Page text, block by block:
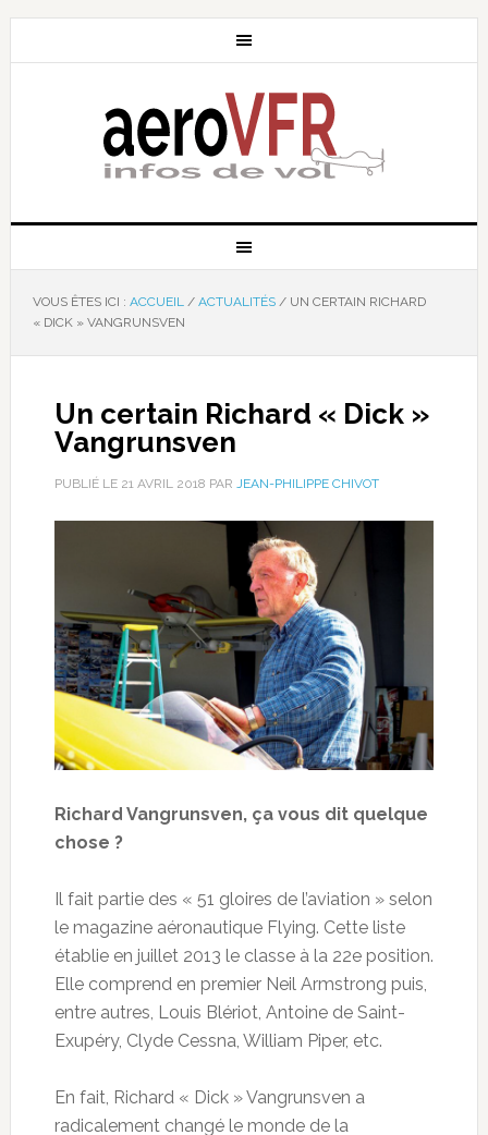
VOUS ÊTES ICI : ACCUEIL / ACTUALITÉS /UN CERTAIN RICHARD
« DICK » VANGRUNSVEN
Un certain Richard « Dick »
Vangrunsven
PUBLIÉ LE 21 AVRIL 2018 PAR JEAN-PHILIPPE CHIVOT
Richard Vangrunsven, ça vous dit quelque
chose ?
Il fait partie des « 51 gloires de l’aviation » selon
le magazine aéronautique Flying. Cette liste
établie en juillet 2013 le classe à la 22e position.
Elle comprend en premier Neil Armstrong puis,
entre autres, Louis Blériot, Antoine de Saint-
Exupéry, Clyde Cessna, William Piper, etc.
En fait, Richard « Dick » Vangrunsven a
radicalement changé le monde de la